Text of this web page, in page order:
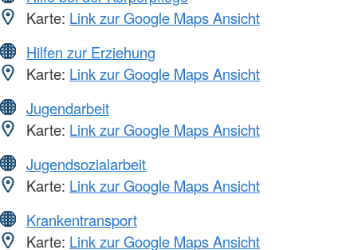
Karte: Link zur Google Maps Ansicht
Hilfen zur Erziehung
Karte: Link zur Google Maps Ansicht
Jugendarbeit
Karte: Link zur Google Maps Ansicht
Jugendsozialarbeit
Karte: Link zur Google Maps Ansicht
Krankentransport
Karte: Link zur Google Maps Ansicht